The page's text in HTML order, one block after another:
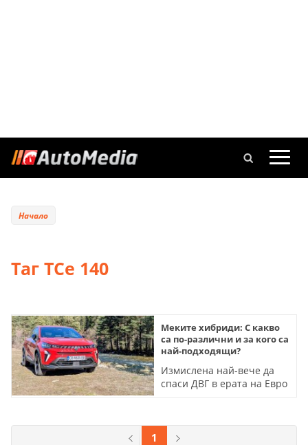
Начало
Таг TCe 140
Меките хибриди: С какво
са по-различни и за кого са
най-подходящи?
Измислена най-вече да
спаси ДВГ в ерата на Евро
собственика
1